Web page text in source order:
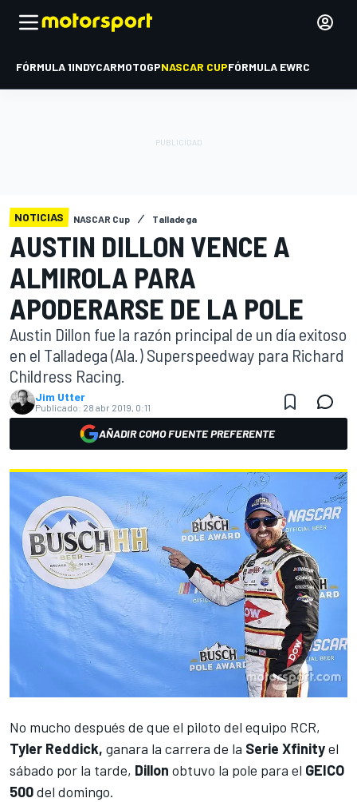
FÓRMULA 1INDYCARMOTOGPNASCAR CUPFÓRMULA EWRC
NOTICIAS NASCAR Cup Talladega
AUSTIN DILLON VENCE A
ALMIROLA PARA
APODERARSE DE LA POLE
Austin Dillon fue la razón principal de un día exitoso
en el Talladega (Ala.) Superspeedway para Richard
Childress Racing.
Jim Utter
Publicado: 28 abr 2019, 0:11
AÑADIR COMO FUENTE PREFERENTE
No mucho después de que el piloto del equipo RCR,
Tyler Reddick, ganara la carrera de la Serie Xfinityel
sábado por la tarde, Dillon obtuvo la pole para el GEICO
500del domingo.